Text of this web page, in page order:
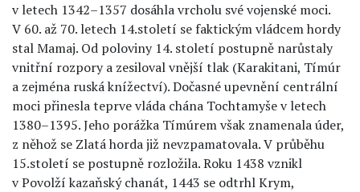
v letech 1342–1357 dosáhla vrcholu své vojenské moci.
V 60. až 70. letech 14.století se faktickým vládcem hordy
stal Mamaj. Od poloviny 14. století postupně narůstaly
vnitřní rozpory a zesiloval vnější tlak (Karakitani, Tímúr
a zejména ruská knížectví). Dočasné upevnění centrální
moci přinesla teprve vláda chána Tochtamyše v letech
1380–1395. Jeho porážka Tímúrem však znamenala úder,
z něhož se Zlatá horda již nevzpamatovala. V průběhu
15.století se postupně rozložila. Roku 1438 vznikl
v Povolží kazaňský chanát, 1443 se odtrhl Krym,